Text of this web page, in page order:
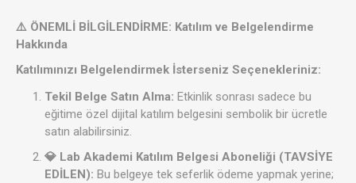
⚠️ ÖNEMLİ BİLGİLENDİRME: Katılım ve Belgelendirme
Hakkında
Katılımınızı Belgelendirmek İsterseniz Seçenekleriniz:
Tekil Belge Satın Alma: Etkinlik sonrası sadece bu
eğitime özel dijital katılım belgesini sembolik bir ücretle
satın alabilirsiniz.
💎 Lab Akademi Katılım Belgesi Aboneliği (TAVSİYE
EDİLEN): Bu belgeye tek seferlik ödeme yapmak yerine;